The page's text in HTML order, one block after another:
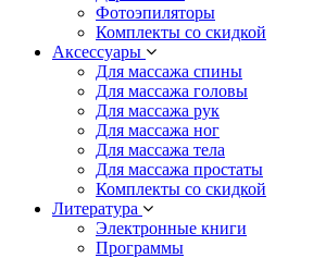
Фотоэпиляторы
Комплекты со скидкой
Аксессуары
Для массажа спины
Для массажа головы
Для массажа рук
Для массажа ног
Для массажа тела
Для массажа простаты
Комплекты со скидкой
Литература
Электронные книги
Программы